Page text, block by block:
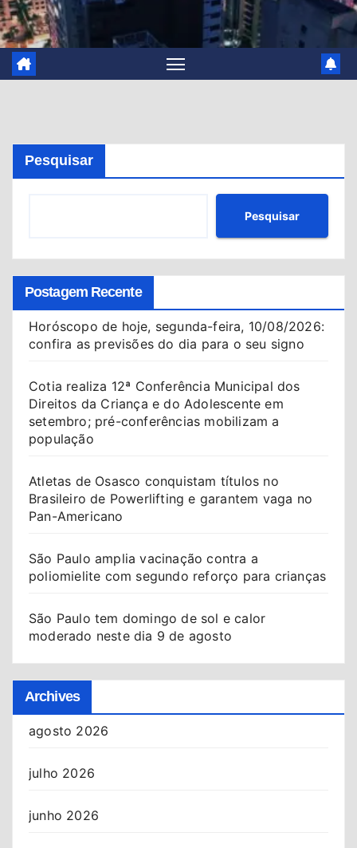
Pesquisar
Pesquisar
Postagem Recente
Horóscopo de hoje, segunda-feira, 10/08/2026:
confira as previsões do dia para o seu signo
Cotia realiza 12ª Conferência Municipal dos
Direitos da Criança e do Adolescente em
setembro; pré-conferências mobilizam a
população
Atletas de Osasco conquistam títulos no
Brasileiro de Powerlifting e garantem vaga no
Pan-Americano
São Paulo amplia vacinação contra a
poliomielite com segundo reforço para crianças
São Paulo tem domingo de sol e calor
moderado neste dia 9 de agosto
Archives
agosto 2026
julho 2026
junho 2026